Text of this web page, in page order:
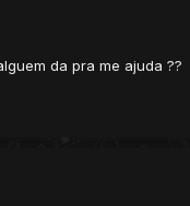
da pra me ajuda ??